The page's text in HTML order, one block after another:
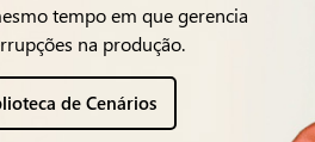
tempo em que gerencia
na produção.
de Cenários